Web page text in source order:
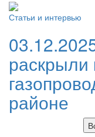
Статьи и интервью
раскрыли
районе